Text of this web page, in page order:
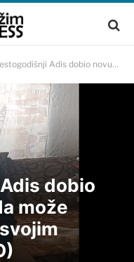
Adis dobio novu protezu i sada može igrati nogomet sa svojim vršnjacima (VIDEO)
dobio
može